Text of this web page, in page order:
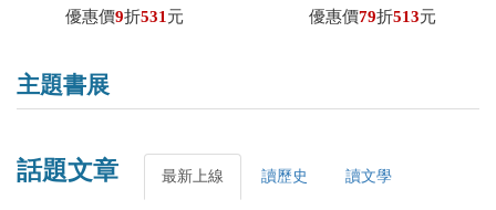
優惠價9折531 元
M. Lampton）／著，費艾文
優惠價79折513元
主題書展
話題文章 最新上線 讀歷史 讀文學